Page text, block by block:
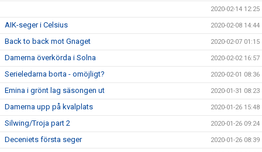
2020-02-14 12:25
AIK-seger i Celsius 2020-02-08 14:44
Back to back mot Gnaget 2020-02-07 01:15
Damerna överkörda i Solna 2020-02-02 16:57
Serieledarna borta - omöjligt? 2020-02-01 08:36
Emina i grönt lag säsongen ut 2020-01-31 08:23
Damerna upp på kvalplats 2020-01-26 15:48
Silwing/Troja part 2 2020-01-26 09:24
Deceniets första seger 2020-01-26 08:39